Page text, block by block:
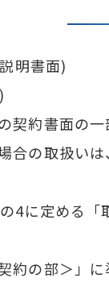
明書面)
約書面の一
合の取扱い
4に定める「
の部＞」に